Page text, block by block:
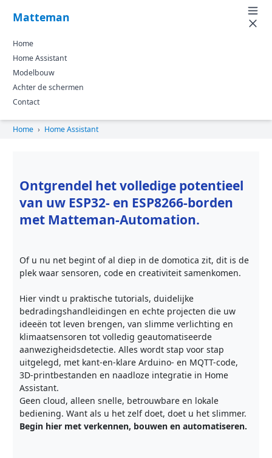
Matteman
Home
Home Assistant
Modelbouw
Achter de schermen
Contact
Home › Home Assistant
Ontgrendel het volledige potentieel
van uw ESP32- en ESP8266-borden
met Matteman-Automation.
Of u nu net begint of al diep in de domotica zit, dit is de
plek waar sensoren, code en creativiteit samenkomen.
Hier vindt u praktische tutorials, duidelijke
bedradingshandleidingen en echte projecten die uw
ideeën tot leven brengen, van slimme verlichting en
klimaatsensoren tot volledig geautomatiseerde
aanwezigheidsdetectie. Alles wordt stap voor stap
uitgelegd, met kant-en-klare Arduino- en MQTT-code,
3D-printbestanden en naadloze integratie in Home
Assistant.
Geen cloud, alleen snelle, betrouwbare en lokale
bediening. Want als u het zelf doet, doet u het slimmer.
Begin hier met verkennen, bouwen en automatiseren.